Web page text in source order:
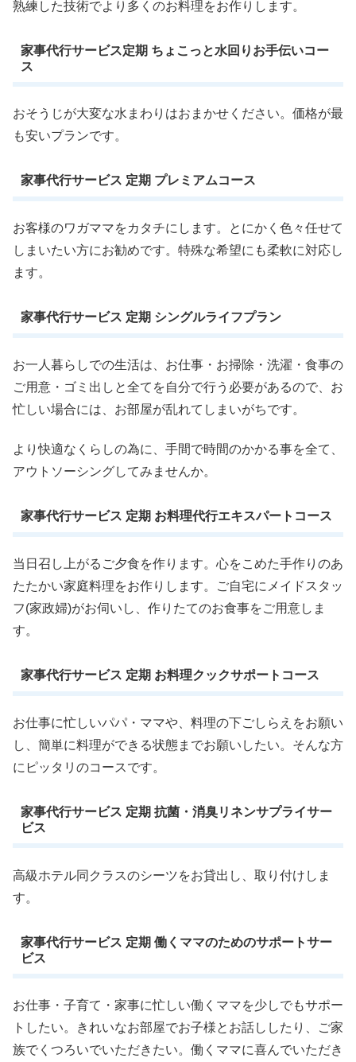
熟練した技術でより多くのお料理をお作りします。
家事代行サービス定期 ちょこっと水回りお手伝いコー
ス
おそうじが大変な水まわりはおまかせください。価格が最
も安いプランです。
家事代行サービス 定期 プレミアムコース
お客様のワガママをカタチにします。とにかく色々任せて
しまいたい方にお勧めです。特殊な希望にも柔軟に対応し
ます。
家事代行サービス 定期 シングルライフプラン
お一人暮らしでの生活は、お仕事・お掃除・洗濯・食事の
ご用意・ゴミ出しと全てを自分で行う必要があるので、お
忙しい場合には、お部屋が乱れてしまいがちです。
より快適なくらしの為に、手間で時間のかかる事を全て、
アウトソーシングしてみませんか。
家事代行サービス 定期 お料理代行エキスパートコース
当日召し上がるご夕食を作ります。心をこめた手作りのあ
たたかい家庭料理をお作りします。ご自宅にメイドスタッ
フ(家政婦)がお伺いし、作りたてのお食事をご用意しま
す。
家事代行サービス 定期 お料理クックサポートコース
お仕事に忙しいパパ・ママや、料理の下ごしらえをお願い
し、簡単に料理ができる状態までお願いしたい。そんな方
にピッタリのコースです。
家事代行サービス 定期 抗菌・消臭リネンサプライサー
ビス
高級ホテル同クラスのシーツをお貸出し、取り付けしま
す。
家事代行サービス 定期 働くママのためのサポートサー
ビス
お仕事・子育て・家事に忙しい働くママを少しでもサポー
トしたい。きれいなお部屋でお子様とお話ししたり、ご家
族でくつろいでいただきたい。働くママに喜んでいただき